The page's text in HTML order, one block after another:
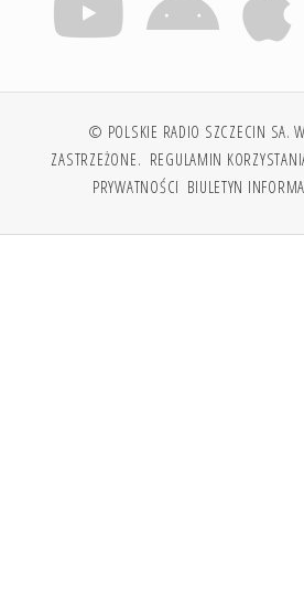
© POLSKIE RADIO SZCZECIN SA.
ZASTRZEŻONE. REGULAMIN
PRYWATNOŚCI BIULETYN